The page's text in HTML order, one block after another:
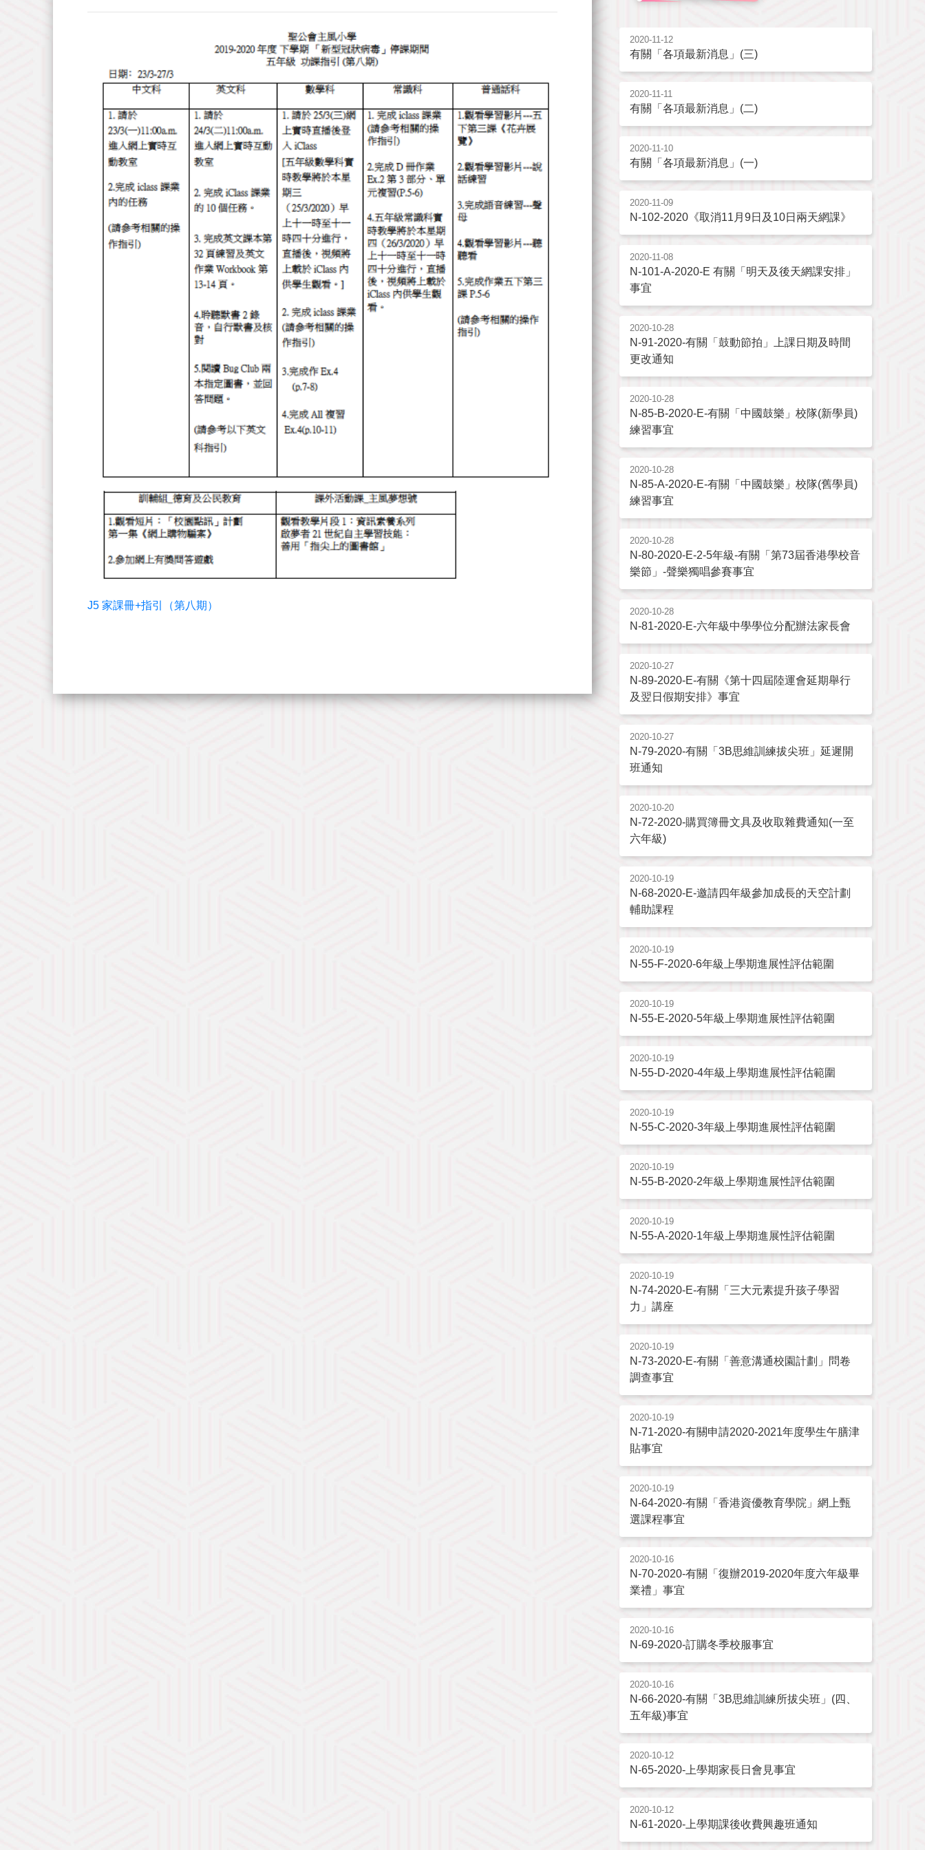
J5 家課冊+指引（第八期）
2020-11-12
有關「各項最新消息」(三)
2020-11-11
有關「各項最新消息」(二)
2020-11-10
有關「各項最新消息」(一)
2020-11-09
N-102-2020《取消11月9日及10日兩天網課》
2020-11-08
N-101-A-2020-E 有關「明天及後天網課安排」
事宜
2020-10-28
N-91-2020-有關「鼓動節拍」上課日期及時間
更改通知
2020-10-28
N-85-B-2020-E-有關「中國鼓樂」校隊(新學員)
練習事宜
2020-10-28
N-85-A-2020-E-有關「中國鼓樂」校隊(舊學員)
練習事宜
2020-10-28
N-80-2020-E-2-5年級-有關「第73屆香港學校音
樂節」-聲樂獨唱參賽事宜
2020-10-28
N-81-2020-E-六年級中學學位分配辦法家長會
2020-10-27
N-89-2020-E-有關《第十四屆陸運會延期舉行
及翌日假期安排》事宜
2020-10-27
N-79-2020-有關「3B思維訓練拔尖班」延遲開
班通知
2020-10-20
N-72-2020-購買簿冊文具及收取雜費通知(一至
六年級)
2020-10-19
N-68-2020-E-邀請四年級參加成長的天空計劃
輔助課程
2020-10-19
N-55-F-2020-6年級上學期進展性評估範圍
2020-10-19
N-55-E-2020-5年級上學期進展性評估範圍
2020-10-19
N-55-D-2020-4年級上學期進展性評估範圍
2020-10-19
N-55-C-2020-3年級上學期進展性評估範圍
2020-10-19
N-55-B-2020-2年級上學期進展性評估範圍
2020-10-19
N-55-A-2020-1年級上學期進展性評估範圍
2020-10-19
N-74-2020-E-有關「三大元素提升孩子學習
力」講座
2020-10-19
N-73-2020-E-有關「善意溝通校園計劃」問卷
調查事宜
2020-10-19
N-71-2020-有關申請2020-2021年度學生午膳津
貼事宜
2020-10-19
N-64-2020-有關「香港資優教育學院」網上甄
選課程事宜
2020-10-16
N-70-2020-有關「復辦2019-2020年度六年級畢
業禮」事宜
2020-10-16
N-69-2020-訂購冬季校服事宜
2020-10-16
N-66-2020-有關「3B思維訓練所拔尖班」(四、
五年級)事宜
2020-10-12
N-65-2020-上學期家長日會見事宜
2020-10-12
N-61-2020-上學期課後收費興趣班通知